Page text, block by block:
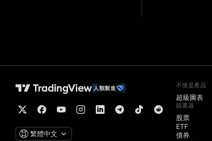
人類製造
繁體中文
不僅是產品
超級圖表
篩選器
股票
ETF
債券